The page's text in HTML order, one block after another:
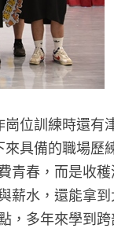
位訓練時還有
具備的職場歷
青春，而是收
薪水，還能拿
多年來學到跨